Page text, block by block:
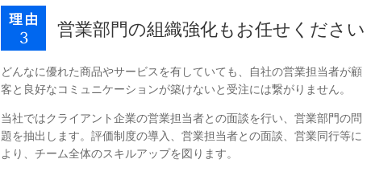
営業部門の組織強化もお任せください
どんなに優れた商品やサービスを有していても、自社の営業担当者が顧
客と良好なコミュニケーションが築けないと受注には繋がりません。
当社ではクライアント企業の営業担当者との面談を行い、営業部門の問
題を抽出します。評価制度の導入、営業担当者との面談、営業同行等に
より、チーム全体のスキルアップを図ります。